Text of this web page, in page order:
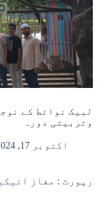
لبیک نوائط کے
وتربیتی دورہ
اکتوبر 17, 2024
رپورٹ : مفاز